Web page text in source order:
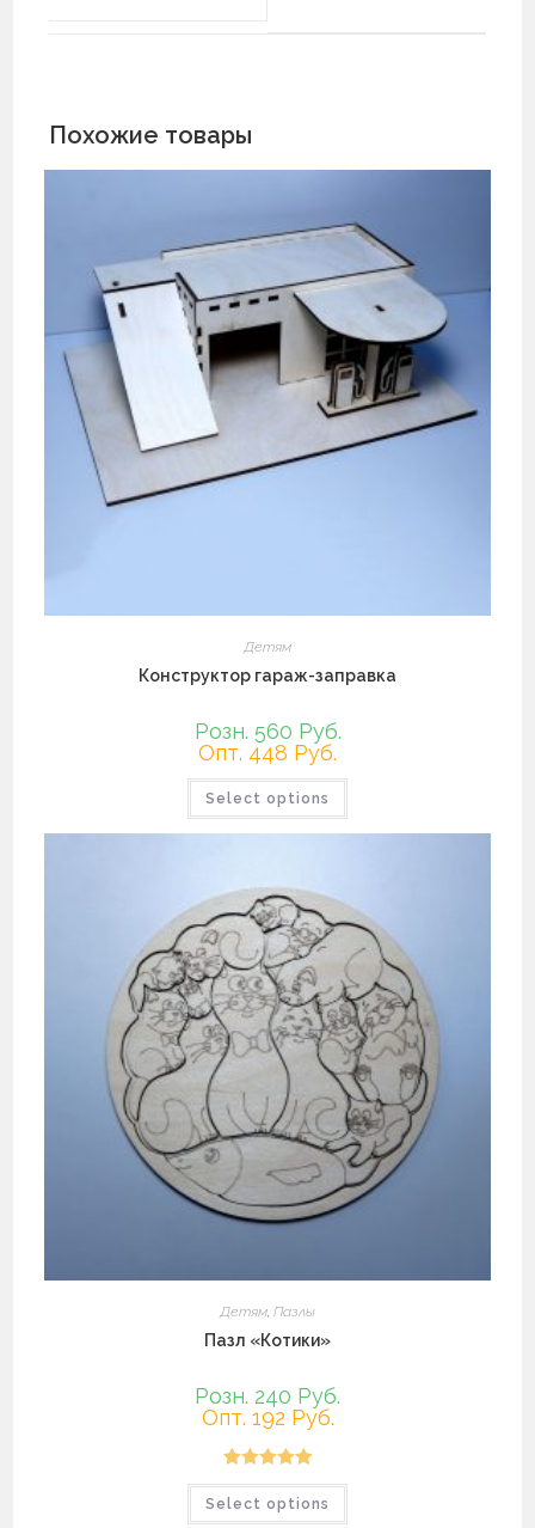
Похожие товары
Детям
Конструктор гараж-заправка
Розн. 560 Руб.
Опт. 448 Руб.
Select options
Детям Пазлы
Пазл «Котики»
Розн. 240 Руб.
Опт. 192 Руб.
Оценка5.00
из 5
Select options